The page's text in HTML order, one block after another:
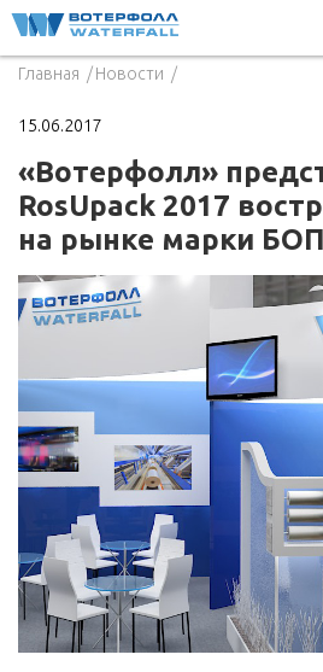
Главная Новости
15.06.2017
«Вотерфолл»
RosUpack 2017
на рынке марки